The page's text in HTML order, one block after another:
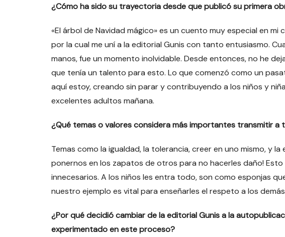
¿Cómo ha sido su trayectoria desde que publicó su primera
«El árbol de Navidad mágico» es un cuento muy especial en mi
por la cual me uní a la editorial Gunis con tanto entusiasmo.
manos, fue un momento inolvidable. Desde entonces, no he
que tenía un talento para esto. Lo que comenzó como un
aquí estoy, creando sin parar y contribuyendo a los niños y
excelentes adultos mañana.
¿Qué temas o valores considera más importantes transmitir a
Temas como la igualdad, la tolerancia, creer en uno mismo, y
ponernos en los zapatos de otros para no hacerles daño!
innecesarios. A los niños les entra todo, son como esponjas
nuestro ejemplo es vital para enseñarles el respeto a los
¿Por qué decidió cambiar de la editorial Gunis a la
experimentado en este proceso?